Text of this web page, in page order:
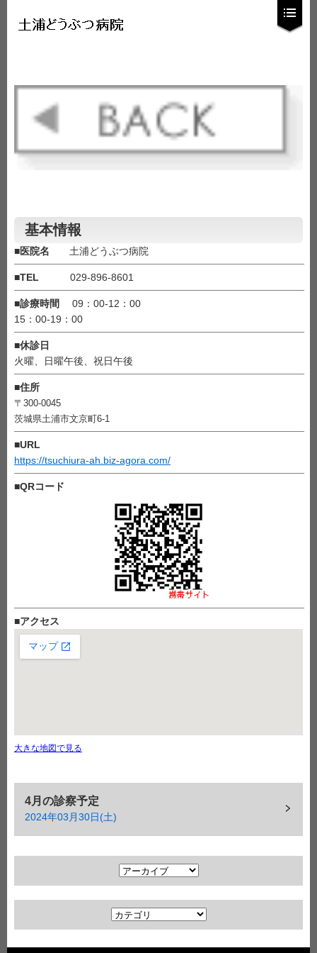
基本情報
■医院名 土浦どうぶつ病院
■TEL 029-896-8601
■診療時間
09：00-12：00
15：00-19：00
■休診日
火曜、日曜午後、祝日午後
■住所
〒300-0045
茨城県土浦市文京町6-1
■URL
https://tsuchiura-ah.biz-agora.com/
■QRコード
■アクセス
大きな地図で見る
4月の診察予定
2024年03月30日(土)
ア
ー
カ
イ
ブ
カ
テ
ゴ